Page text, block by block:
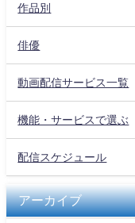
作品別
俳優
動画配信サービス一覧
機能・サービスで選ぶ
配信スケジュール
アーカイブ